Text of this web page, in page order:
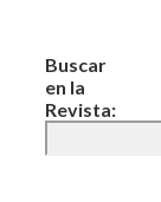
Buscar
en la
Revista: